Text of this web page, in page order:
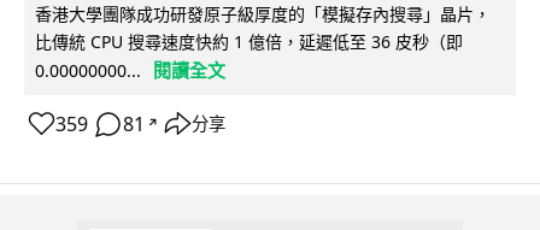
香港大學團隊成功研發原子級厚度的「模擬存內搜尋」晶片，
比傳統 CPU 搜尋速度快約 1 億倍，延遲低至 36 皮秒（即
0.00000000...
閱讀全文
359 81 ↗ 分享